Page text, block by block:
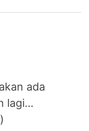
ada
lagi…